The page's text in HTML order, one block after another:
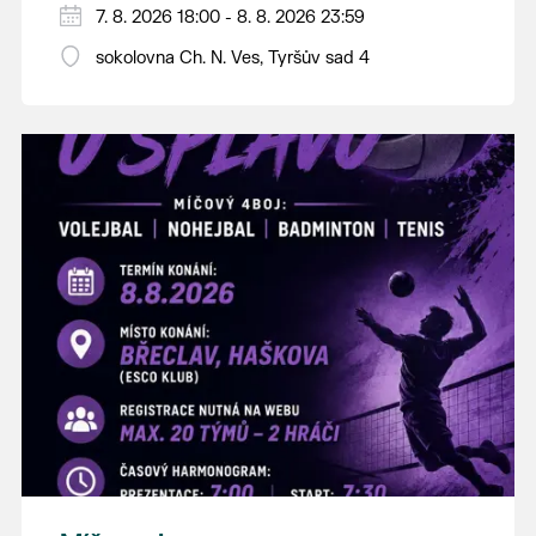
PÁTEK 7. srpna
18:00 - ruční stavění máje
14:00 - krojový průvod pro stárky od
hostince “U Buvola”
16:00 - odpolední zábava na sokolovně
21:00 - večerní zábava
K tanci a poslechu bude hrát DH
Lanžhotčané.
Těšíme se na Vás!
7. 8. 2026 18:00 - 8. 8. 2026 23:59
sokolovna Ch. N. Ves, Tyršův sad 4